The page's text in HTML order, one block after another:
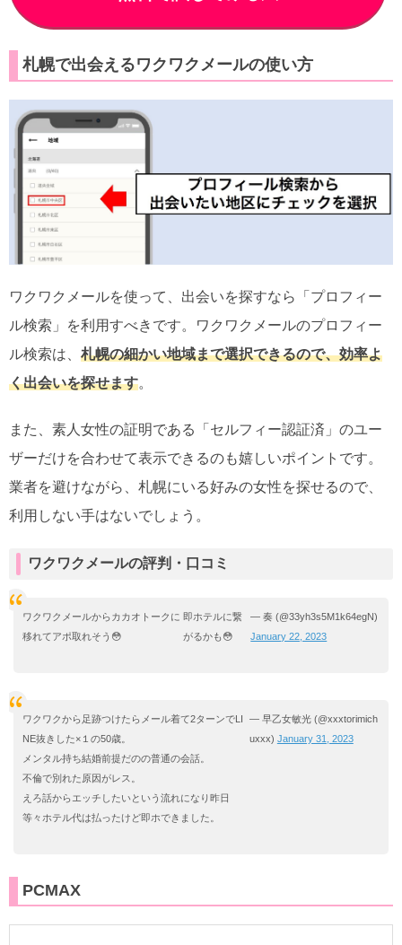
札幌で出会えるワクワクメールの使い方
ワクワクメールを使って、出会いを探すなら「プロフィー
ル検索」を利用すべきです。ワクワクメールのプロフィー
ル検索は、 札幌の細かい地域まで選択できるので、効率よ
く出会いを探せます。
また、素人女性の証明である「セルフィー認証済」のユー
ザーだけを合わせて表示できるのも嬉しいポイントです。
業者を避けながら、札幌にいる好みの女性を探せるので、
利用しない手はないでしょう。
ワクワクメールの評判・口コミ
ワクワクメールからカカオトークに
移れてアポ取れそう😳
即ホテルに繋
がるかも😳
— 奏 (@33yh3s5M1k64egN)
January 22, 2023
ワクワクから足跡つけたらメール着て2ターンでLI
NE抜きした×１の50歳。
メンタル持ち結婚前提だのの普通の会話。
不倫で別れた原因がレス。
えろ話からエッチしたいという流れになり昨日
等々ホテル代は払ったけど即ホできました。
— 早乙女敏光 (@xxxtorimich
uxxx) January 31, 2023
PCMAX